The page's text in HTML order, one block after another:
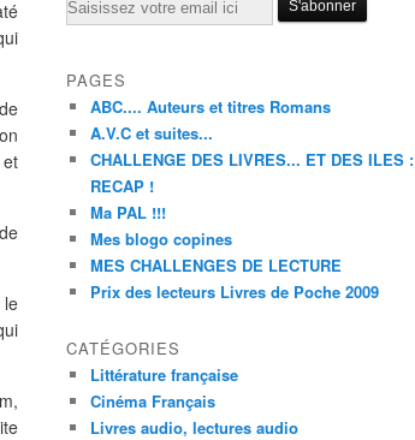
le
PAGES
ABC.... Auteurs et titres Romans
A.V.C et suites...
CHALLENGE DES LIVRES... ET DES ILES :
RECAP !
Ma PAL !!!
Mes blogo copines
MES CHALLENGES DE LECTURE
Prix des lecteurs Livres de Poche 2009
CATÉGORIES
Littérature française
Cinéma Français
Livres audio, lectures audio